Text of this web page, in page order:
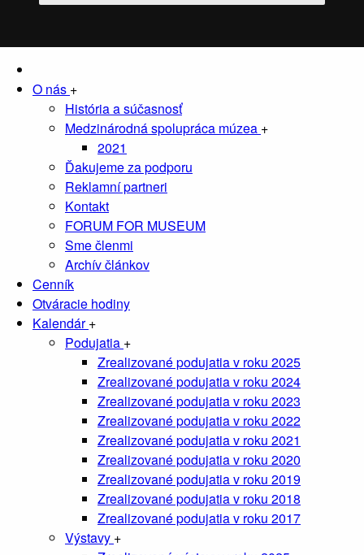
O nás +
História a súčasnosť
Medzinárodná spolupráca múzea +
2021
Ďakujeme za podporu
Reklamní partneri
Kontakt
FORUM FOR MUSEUM
Sme členmi
Archív článkov
Cenník
Otváracie hodiny
Kalendár+
Podujatia +
Zrealizované podujatia v roku 2025
Zrealizované podujatia v roku 2024
Zrealizované podujatia v roku 2023
Zrealizované podujatia v roku 2022
Zrealizované podujatia v roku 2021
Zrealizované podujatia v roku 2020
Zrealizované podujatia v roku 2019
Zrealizované podujatia v roku 2018
Zrealizované podujatia v roku 2017
Výstavy +